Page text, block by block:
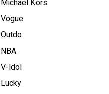
Michael Kors
Vogue
Outdo
NBA
V-ldol
Lucky